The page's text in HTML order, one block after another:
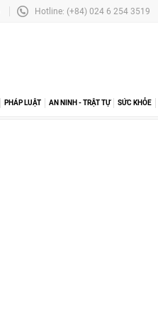
Hotline: (+84) 024 6 254 3519
PHÁP LUẬT AN NINH - TRẬT TỰ SỨC KHỎE